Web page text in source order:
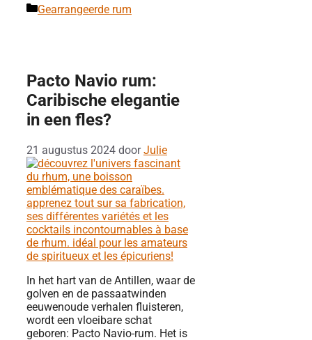
Categorieën
Gearrangeerde rum
Pacto Navio rum:
Caribische elegantie
in een fles?
21 augustus 2024 doorJulie
In het hart van de Antillen, waar de
golven en de passaatwinden
eeuwenoude verhalen fluisteren,
wordt een vloeibare schat
geboren: Pacto Navio-rum. Het is